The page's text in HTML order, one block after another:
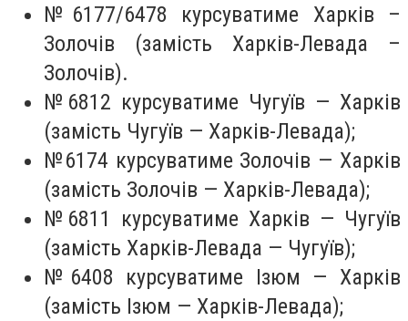
№6177/6478 курсуватиме Харків –
Золочів (замість Харків-Левада –
Золочів).
№6812 курсуватиме Чугуїв — Харків
(замість Чугуїв — Харків-Левада);
№6174 курсуватиме Золочів — Харків
(замість Золочів — Харків-Левада);
№6811 курсуватиме Харків — Чугуїв
(замість Харків-Левада — Чугуїв);
№6408 курсуватиме Ізюм — Харків
(замість Ізюм — Харків-Левада);